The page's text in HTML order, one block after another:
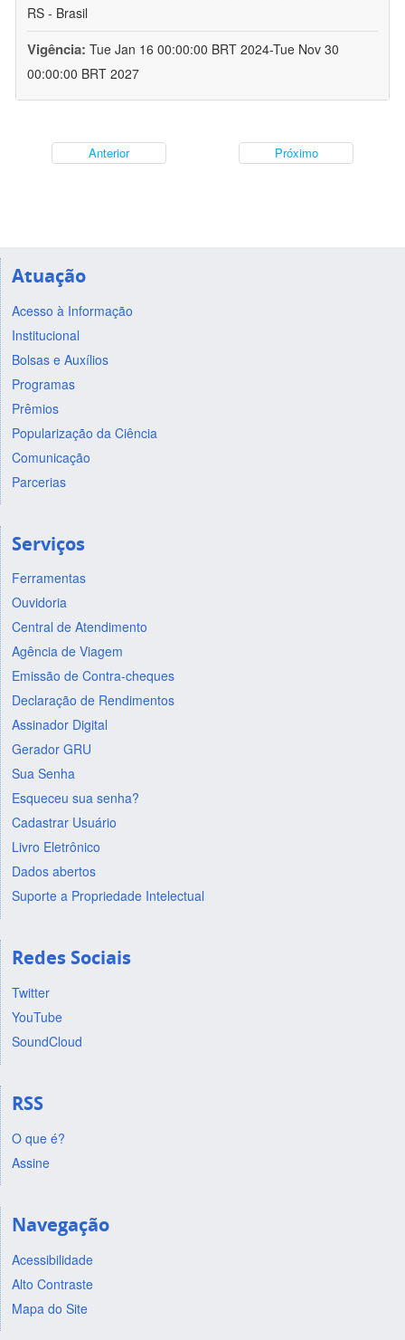
RS - Brasil
Vigência: Tue Jan 16 00:00:00 BRT 2024-Tue Nov 30
00:00:00 BRT 2027
Anterior Próximo
Atuação
Acesso à Informação
Institucional
Bolsas e Auxílios
Programas
Prêmios
Popularização da Ciência
Comunicação
Parcerias
Serviços
Ferramentas
Ouvidoria
Central de Atendimento
Agência de Viagem
Emissão de Contra-cheques
Declaração de Rendimentos
Assinador Digital
Gerador GRU
Sua Senha
Esqueceu sua senha?
Cadastrar Usuário
Livro Eletrônico
Dados abertos
Suporte a Propriedade Intelectual
Redes Sociais
Twitter
YouTube
SoundCloud
RSS
O que é?
Assine
Navegação
Acessibilidade
Alto Contraste
Mapa do Site